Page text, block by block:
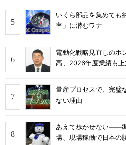
いくら部品を集めても
率」に潜むワナ
電動化戦略見直しのホ
高、2026年度業績も上
量産プロセスで、完璧
ない理由
あえて歩かせない――
場、現場稼働で日本の